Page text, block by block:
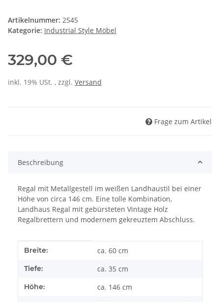
Artikelnummer: 2545
Kategorie: Industrial Style Möbel
329,00 €
inkl. 19% USt. , zzgl. Versand
Frage zum Artikel
Beschreibung
Regal mit Metallgestell im weißen Landhaustil bei einer
Höhe von circa 146 cm. Eine tolle Kombination,
Landhaus Regal mit gebürsteten Vintage Holz
Regalbrettern und modernem gekreuztem Abschluss.
Produkteigenschaft
Wert
Breite: ca. 60 cm
Tiefe: ca. 35 cm
Höhe: ca. 146 cm